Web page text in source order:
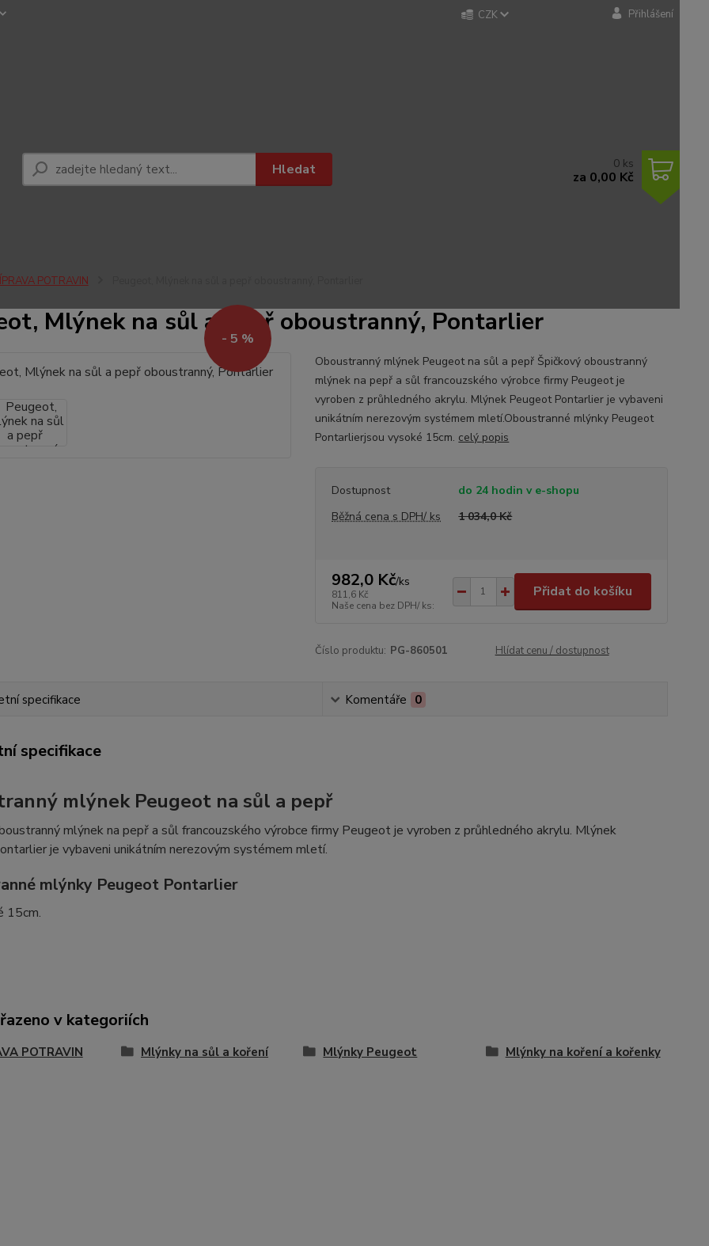
CZK Přihlášení
Hledat 0 ks
za 0,00 Kč
POTRAVIN
Mlýnek na sůl a pepř oboustranný, Pontarlier
- 5 %
Oboustranný mlýnek Peugeot na sůl a pepř Špičkový oboustranný
mlýnek na pepř a sůl francouzského výrobce firmy Peugeot je
vyroben z průhledného akrylu. Mlýnek Peugeot Pontarlier je vybaveni
unikátním nerezovým systémem mletí.Oboustranné mlýnky Peugeot
Pontarlierjsou vysoké 15cm. celý popis
Dostupnost
do 24 hodin v e-shopu
Běžná cena s DPH/ ks
1 034,0 Kč
982,0 Kč/ks
811,6 Kč
Naše cena bez DPH/ ks:
Přidat do košíku
Číslo produktu: PG-860501 Hlídat cenu / dostupnost
specifikace Komentáře 0
specifikace
mlýnek Peugeot na sůl a pepř
mlýnek na pepř a sůl francouzského výrobce firmy Peugeot je vyroben z průhledného akrylu. Mlýnek
je vybaveni unikátním nerezovým systémem mletí.
mlýnky Peugeot Pontarlier
15cm.
v kategoriích
POTRAVIN Mlýnky na sůl a koření Mlýnky Peugeot Mlýnky na koření a kořenky